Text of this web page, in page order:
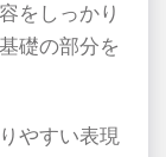
をしっかり
礎の部分を
やすい表現